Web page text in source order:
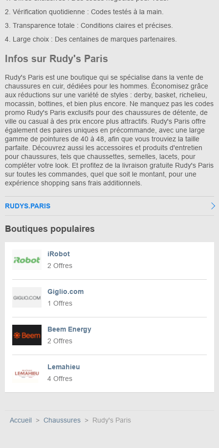
2. Vérification quotidienne : Codes testés à la main.
3. Transparence totale : Conditions claires et précises.
4. Large choix : Des centaines de marques partenaires.
Infos sur Rudy's Paris
Rudy's Paris est une boutique qui se spécialise dans la vente de
chaussures en cuir, dédiées pour les hommes. Économisez grâce
aux réductions sur une variété de styles : derby, basket, richelieu,
mocassin, bottines, et bien plus encore. Ne manquez pas les codes
promo Rudy's Paris exclusifs pour des chaussures de détente, de
ville ou casual à des prix encore plus attractifs. Rudy's Paris offre
également des paires uniques en précommande, avec une large
gamme de pointures de 40 à 48, afin que vous trouviez la taille
parfaite. Découvrez aussi les accessoires et produits d'entretien
pour chaussures, tels que chaussettes, semelles, lacets, pour
compléter votre look. Et profitez de la livraison gratuite Rudy's Paris
sur toutes les commandes, quel que soit le montant, pour une
expérience shopping sans frais additionnels.
RUDYS.PARIS
Boutiques populaires
iRobot
2 Offres
Giglio.com
1 Offres
Beem Energy
2 Offres
Lemahieu
4 Offres
Accueil Chaussures Rudy's Paris